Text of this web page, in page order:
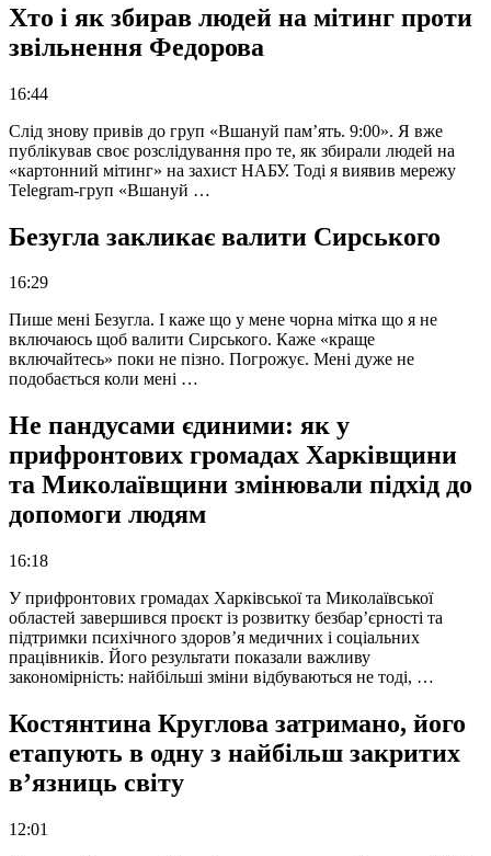
Хто і як збирав людей на мітинг проти
звільнення Федорова
16:44
Слід знову привів до груп «Вшануй пам’ять. 9:00». Я вже
публікував своє розслідування про те, як збирали людей на
«картонний мітинг» на захист НАБУ. Тоді я виявив мережу
Telegram-груп «Вшануй …
Безугла закликає валити Сирського
16:29
Пише мені Безугла. І каже що у мене чорна мітка що я не
включаюсь щоб валити Сирського. Каже «краще
включайтесь» поки не пізно. Погрожує. Мені дуже не
подобається коли мені …
Не пандусами єдиними: як у
прифронтових громадах Харківщини
та Миколаївщини змінювали підхід до
допомоги людям
16:18
У прифронтових громадах Харківської та Миколаївської
областей завершився проєкт із розвитку безбар’єрності та
підтримки психічного здоров’я медичних і соціальних
працівників. Його результати показали важливу
закономірність: найбільші зміни відбуваються не тоді, …
Костянтина Круглова затримано, його
етапують в одну з найбільш закритих
в’язниць світу
12:01